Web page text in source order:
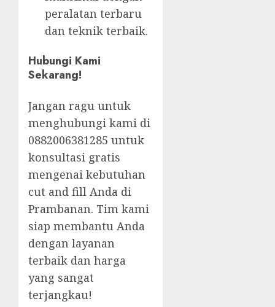
peralatan terbaru
dan teknik terbaik.
Hubungi Kami
Sekarang!
Jangan ragu untuk
menghubungi kami di
0882006381285 untuk
konsultasi gratis
mengenai kebutuhan
cut and fill Anda di
Prambanan. Tim kami
siap membantu Anda
dengan layanan
terbaik dan harga
yang sangat
terjangkau!